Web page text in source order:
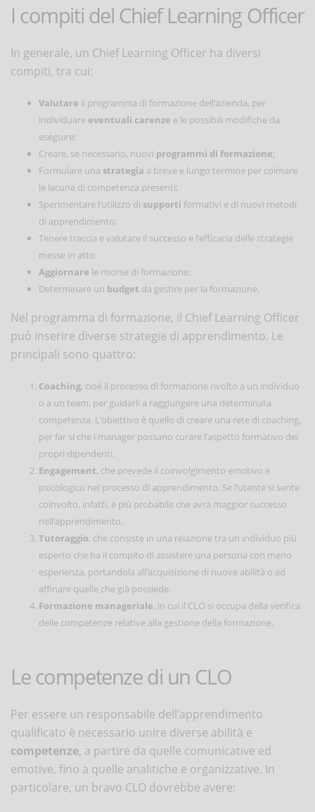
I compiti del Chief Learning Officer
In generale, un Chief Learning Officer ha diversi
compiti, tra cui:
Valutare il programma di formazione dell’azienda, per
individuare eventuali carenze e le possibili modifiche da
eseguire;
Creare, se necessario, nuovi programmi di formazione;
Formulare una strategia a breve e lungo termine per colmare
le lacune di competenza presenti;
Sperimentare l’utilizzo di supporti formativi e di nuovi metodi
di apprendimento;
Tenere traccia e valutare il successo e l’efficacia delle strategie
messe in atto;
Aggiornare le risorse di formazione;
Determinare un budget da gestire per la formazione.
Nel programma di formazione, il Chief Learning Officer
può inserire diverse strategie di apprendimento. Le
principali sono quattro:
Coaching, cioè il processo di formazione rivolto a un individuo
o a un team, per guidarli a raggiungere una determinata
competenza. L’obiettivo è quello di creare una rete di coaching,
per far si che i manager possano curare l’aspetto formativo dei
propri dipendenti.
Engagement, che prevede il coinvolgimento emotivo e
psicologico nel processo di apprendimento. Se l’utente si sente
coinvolto, infatti, è più probabile che avrà maggior successo
nell’apprendimento.
Tutoraggio, che consiste in una relazione tra un individuo più
esperto che ha il compito di assistere una persona con meno
esperienza, portandola all’acquisizione di nuove abilità o ad
affinare quelle che già possiede.
Formazione manageriale, in cui il CLO si occupa della verifica
delle competenze relative alla gestione della formazione.
Le competenze di un CLO
Per essere un responsabile dell’apprendimento
qualificato è necessario unire diverse abilità e
competenze, a partire da quelle comunicative ed
emotive, fino a quelle analitiche e organizzative. In
particolare, un bravo CLO dovrebbe avere: